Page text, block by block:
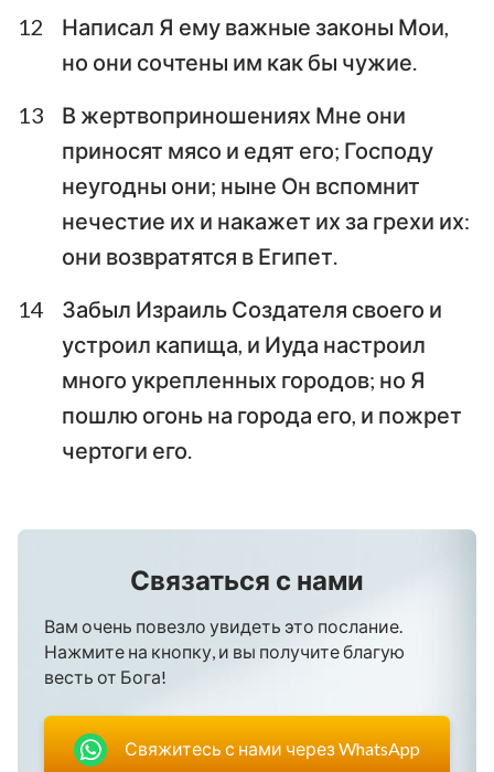
1 2 3 4 5 6
7
12 13
12
Написал Я ему важные законы Мои,
но они сочтены им как бы чужие.
13
В жертвоприношениях Мне они
приносят мясо и едят его; Господу
неугодны они; ныне Он вспомнит
нечестие их и накажет их за грехи их:
они возвратятся в Египет.
14
Забыл Израиль Создателя своего и
устроил капища, и Иуда настроил
много укрепленных городов; но Я
пошлю огонь на города его, и пожрет
чертоги его.
Связаться с нами
Вам очень повезло увидеть это послание.
Нажмите на кнопку, и вы получите благую
весть от Бога!
Свяжитесь с нами через WhatsApp